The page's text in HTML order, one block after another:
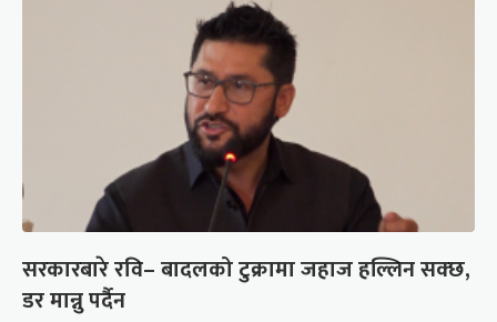
सरकारबारे रवि– बादलको टुक्रामा जहाज हल्लिन सक्छ,
डर मान्नु पर्दैन